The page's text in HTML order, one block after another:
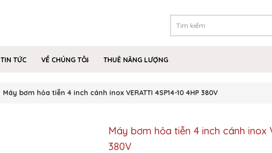
TIN TỨC VỀ CHÚNG TÔI THUÊ NĂNG LƯỢNG
Máy bơm hỏa tiễn 4 inch cánh inox VERATTI 4SP14-10 4HP 380V
Máy bơm hỏa tiễn 4 inch cánh inox
380V